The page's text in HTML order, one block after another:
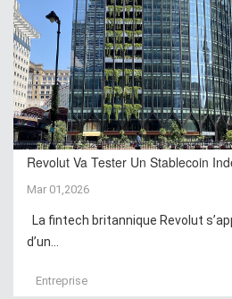
Revolut Va Tester Un Stablecoin
Mar 01,2026
La fintech britannique Revolut
d’un...
Entreprise